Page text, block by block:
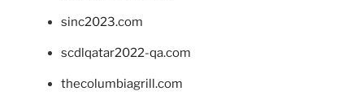
sinc2023.com
scdlqatar2022-qa.com
thecolumbiagrill.com